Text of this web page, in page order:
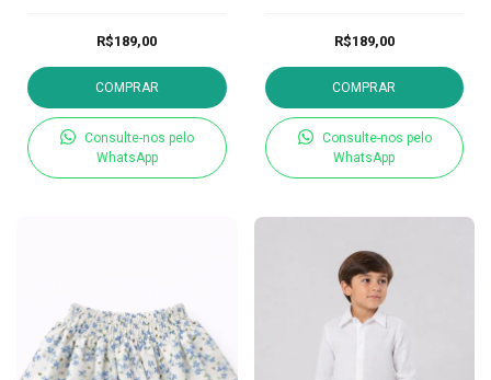
R$189,00
COMPRAR
Consulte-nos pelo
WhatsApp
R$189,00
COMPRAR
Consulte-nos pelo
WhatsApp